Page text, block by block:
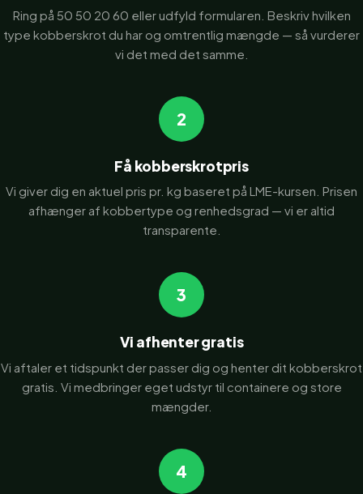
Ring på 50 50 20 60 eller udfyld formularen. Beskriv hvilken
type kobberskrot du har og omtrentlig mængde — så vurderer
vi det med det samme.
2
Få kobberskrotpris
Vi giver dig en aktuel pris pr. kg baseret på LME-kursen. Prisen
afhænger af kobbertype og renhedsgrad — vi er altid
transparente.
3
Vi afhenter gratis
Vi aftaler et tidspunkt der passer dig og henter dit kobberskrot
gratis. Vi medbringer eget udstyr til containere og store
mængder.
4